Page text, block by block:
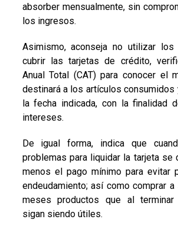
absorber mensualmente, sin
los ingresos.
Asimismo, aconseja no utilizar los
cubrir las tarjetas de crédito,
Anual Total (CAT) para conocer el
destinará a los artículos consumidos
la fecha indicada, con la finalidad
intereses.
De igual forma, indica que
problemas para liquidar la tarjeta se
menos el pago mínimo para evitar
endeudamiento; así como comprar
meses productos que al
sigan siendo útiles.